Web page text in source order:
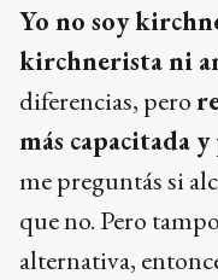
Yo no soy
kirchnerista ni
diferencias, pero
más capacitada
me preguntás si
que no. Pero
alternativa,